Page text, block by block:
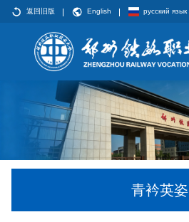
返回旧版 English русский язык
青衿英姿